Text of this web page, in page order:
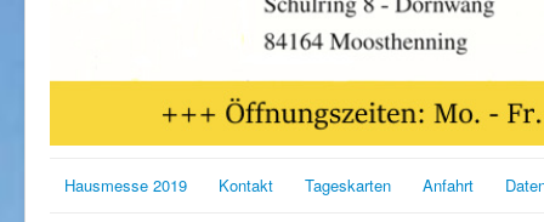
Hausmesse 2019 Kontakt Tageskarten Anfahrt